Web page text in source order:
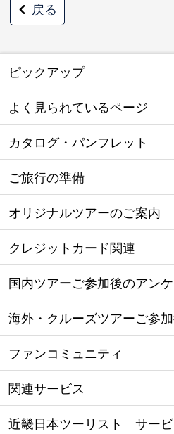
戻る
ピックアップ
よく見られているページ
カタログ・パンフレット
ご旅行の準備
オリジナルツアーのご案内
クレジットカード関連
国内ツアーご参加後のアンケ
海外・クルーズツアーご参
ファンコミュニティ
関連サービス
近畿日本ツーリスト サー